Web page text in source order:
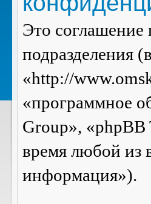
Это
подразделения
«http://
«программное
Group»,
время любой из
информация»).